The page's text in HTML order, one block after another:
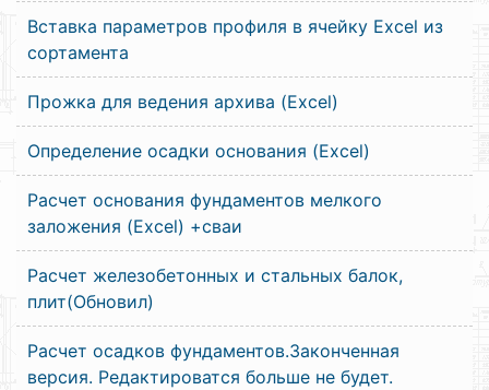
Вставка параметров профиля в ячейку Excel из
сортамента
Прожка для ведения архива (Excel)
Определение осадки основания (Excel)
Расчет основания фундаментов мелкого
заложения (Excel) +сваи
Расчет железобетонных и стальных балок,
плит(Обновил)
Расчет осадков фундаментов.Законченная
версия. Редактироватся больше не будет.